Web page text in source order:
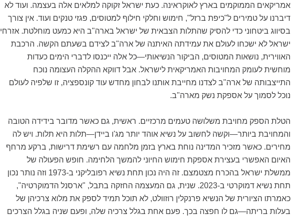
אמריקאים הממוקמים בארץ לאוקראינה. כעת ישראל זקוקה למלאים אלה בעצמה. ועוד לא
דיברנו על טמירים ל"כיפת ברזל", חימוש וחלקי חילוף למטוסים, פגזי טנקים ועוד. אין צורך
בסיווג ביטחוני כדי להסיק שהתלות הצבאית של ישראל בארה"ב היא כמעט מוחלטת. אזרחי
ישראל לא ישכחו לעולם את עמידתה האיתנה של ארה"ב לצידם בשעתם הקשה. הרכבת
האווירית, נושאות המטוסים, הביקור הנשיאותי—כל אלה ייכנסו לדברי הימים כעדות
מוחשית לעומק המחויבות האמריקאית לישראל. אבל דווקא ההקלה העצומה נוכח
התייצבותה של ארה"ב לצדנו מחייבת אותנו לבחון מחדש עוד קונספציה, זו שלפיה לעולם
נוכל לסמוך על אספקת נשק מארה"ב.
הטלת הספק מחויבת משלושה טעמים מרכזיים. ראשית, גם כאשר מדובר בידידה הטובה
והמחויבת ביותר—וקשה לחשוב על נשיא אוהד יותר מג'ו ביידן—תלות היא תלות. ויש לה
מחירים. כאשר מזכיר המדינה נוחת בארץ בזמן מלחמה עם רשימת דרישות, ברקע מרחף
האיום האפשרי בעצירת אספקת חימוש החיוני להמשך הלחימה. חופש הפעולה של
ממשלת ישראל בהכרח מצטמצם. זה היה נכון תחת נשיא רפובליקני ב-1973 וזה נותר נכון
תחת נשיא דמוקרטי ב-2023. שנית, גם המעצמה החזקה בתבל, "ארסנל הדמוקרטיה",
כאמרתו הציורית של הנשיא פרנקלין רוזוולט, לא תוכל תמיד לספק את מלוא צרכיהן של
בעלות בריתה—גם לו חפצה בכך. פעם אחת בגלל צרכיה שלה, ופעם שניה בגלל הצרכים